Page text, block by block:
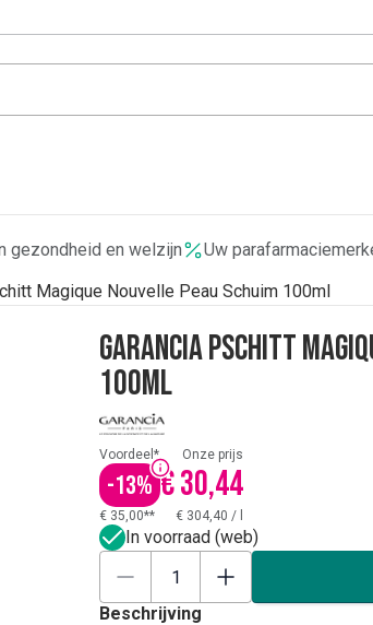
gezondheid en welzijn
Uw
Magique Nouvelle Peau Schuim 100ml
Garancia Pschitt
100ml
Voordeel*
-13%
Onze prijs
€ 30,44
€ 35,00** € 304,40 /
In voorraad (web)
Beschrijving